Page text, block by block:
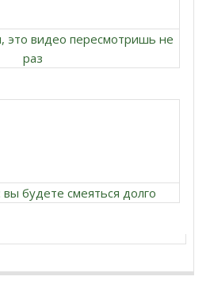
это видео пересмотришь не
раз
будете смеяться долго